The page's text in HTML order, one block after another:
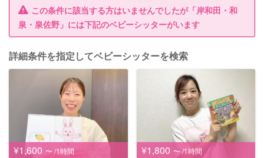
この条件に該当する方はいませんでしたが「岸和田・和
泉・泉佐野」には下記のベビーシッターがいます
詳細条件を指定してベビーシッターを検索
¥1,600 〜 /1時間 ¥1,800 〜 /1時間